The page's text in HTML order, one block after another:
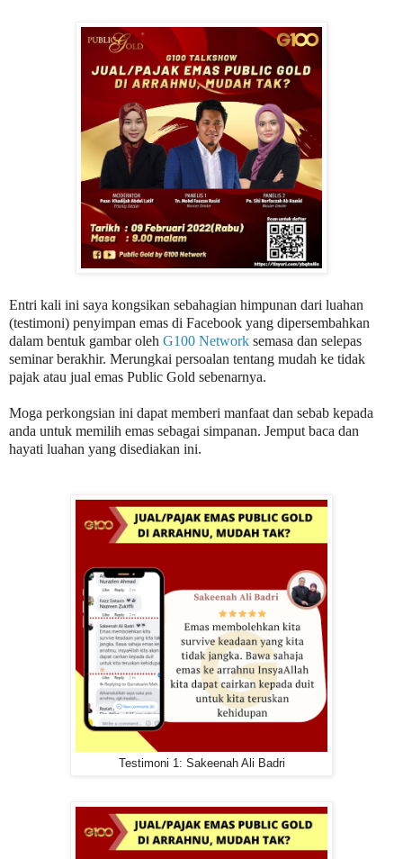
Entri kali ini saya kongsikan sebahagian himpunan dari luahan
(testimoni) penyimpan emas di Facebook yang dipersembahkan
dalam bentuk gambar oleh G100 Network semasa dan selepas
seminar berakhir. Merungkai persoalan tentang mudah ke tidak
pajak atau jual emas Public Gold sebenarnya.
Moga perkongsian ini dapat memberi manfaat dan sebab kepada
anda untuk memilih emas sebagai simpanan. Jemput baca dan
hayati luahan yang disediakan ini.
Testimoni 1: Sakeenah Ali Badri